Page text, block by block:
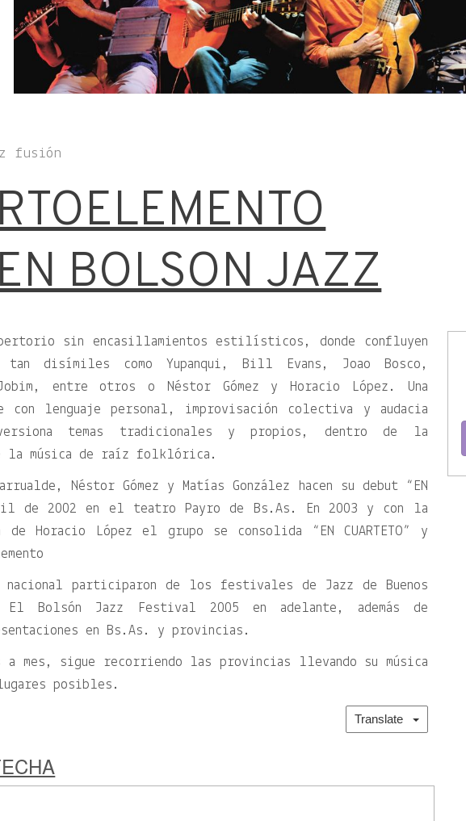
fusión
BOLSON JAZZ
sin encasillamientos estilísticos, donde confluyen
tan disímiles como Yupanqui, Bill Evans, Joao Bosco,
entre otros o Néstor Gómez y Horacio López. Una
con lenguaje personal, improvisación colectiva y audacia
temas tradicionales y propios, dentro de la
la música de raíz folklórica.
Néstor Gómez y Matías González hacen su debut “EN
de 2002 en el teatro Payro de Bs.As. En 2003 y con la
de Horacio López el grupo se consolida “EN CUARTETO” y
nacional participaron de los festivales de Jazz de Buenos
Bolsón Jazz Festival 2005 en adelante, además de
en Bs.As. y provincias.
a mes, sigue recorriendo las provincias llevando su música
posibles.
Translate